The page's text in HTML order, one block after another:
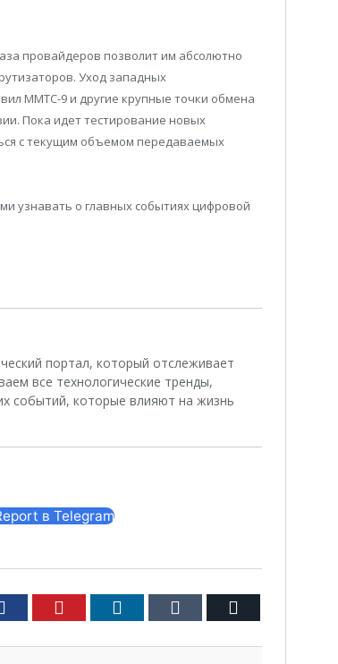
провайдеров позволит им абсолютно
Уход западных
ММТС-9 и другие крупные точки обмена
Пока идет тестирование новых
с текущим объемом передаваемых
узнавать о главных событиях цифровой
портал, который отслеживает
все технологические тренды,
событий, которые влияют на жизнь
в Telegram
Facebook Pinterest LinkedIn Tumblr